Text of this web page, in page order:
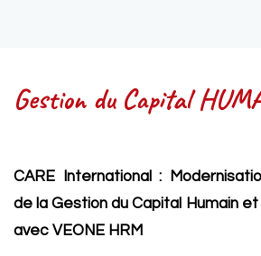
Gestion du Capital
CARE International :
de la Gestion du Capital Humain
avec VEONE HRM